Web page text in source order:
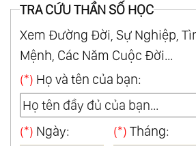
101.2 Câu Chuyện Về Lòng Tốt
Làm Việc Thiện Thì Không Cần
121.Khi Bạn Quên Mất Mình Thật
Nào, Hãy Ghi Nhớ Những Điều
141.Học Người Xưa Cách Nói
Phục Lòng Người
161.Làm Người, Ngốc Một Chút
TRA CỨU THẦN SỐ HỌC
Xem Đường Đời, Sự Nghiệp,
Mệnh, Các Năm Cuộc Đời...
(*) Họ và tên của bạn:
(*) Ngày: (*) Tháng: